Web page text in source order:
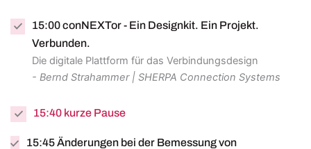
15:00 conNEXTor - Ein Designkit. Ein Projekt.
Verbunden.
Die digitale Plattform für das Verbindungsdesign
- Bernd Strahammer | SHERPA Connection Systems
15:40 kurze Pause
15:45 Änderungen bei der Bemessung von